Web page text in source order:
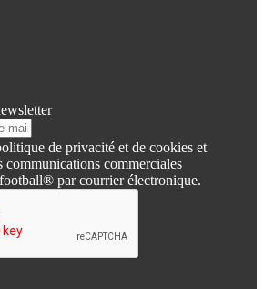
de privacité et de cookies et
communications commerciales
par courrier électronique.